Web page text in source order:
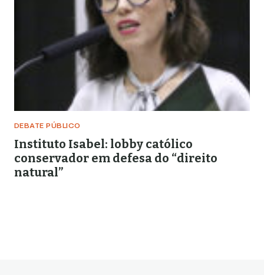
DEBATE PÚBLICO
Instituto Isabel: lobby católico
conservador em defesa do “direito
natural”